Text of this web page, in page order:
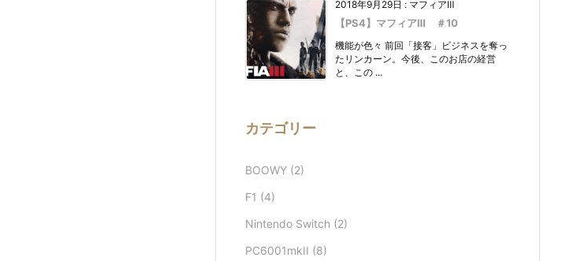
2018年9月29日 : マフィアⅢ
【PS4】マフィアⅢ ＃10
機能が色々 前回「接客」ビジネスを奪っ
たリンカーン。今後、このお店の経営
と、この ...
カテゴリー
BOOWY (2)
F1 (4)
Nintendo Switch (2)
PC6001mkII (8)